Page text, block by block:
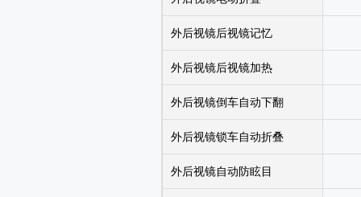
外后视镜后视镜记忆
外后视镜后视镜加热
外后视镜倒车自动下翻
外后视镜锁车自动折叠
外后视镜自动防眩目